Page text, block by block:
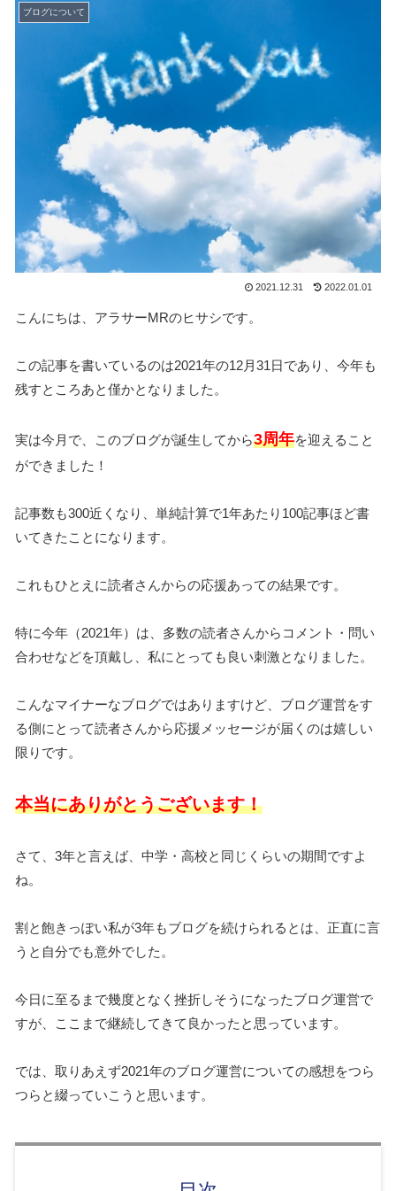
ブログについて
2021.12.31 2022.01.01
こんにちは、アラサーMRのヒサシです。
この記事を書いているのは2021年の12月31日であり、今年も
残すところあと僅かとなりました。
実は今月で、このブログが誕生してから3周年を迎えること
ができました！
記事数も300近くなり、単純計算で1年あたり100記事ほど書
いてきたことになります。
これもひとえに読者さんからの応援あっての結果です。
特に今年（2021年）は、多数の読者さんからコメント・問い
合わせなどを頂戴し、私にとっても良い刺激となりました。
こんなマイナーなブログではありますけど、ブログ運営をす
る側にとって読者さんから応援メッセージが届くのは嬉しい
限りです。
本当にありがとうございます！
さて、3年と言えば、中学・高校と同じくらいの期間ですよ
ね。
割と飽きっぽい私が3年もブログを続けられるとは、正直に言
うと自分でも意外でした。
今日に至るまで幾度となく挫折しそうになったブログ運営で
すが、ここまで継続してきて良かったと思っています。
では、取りあえず2021年のブログ運営についての感想をつら
つらと綴っていこうと思います。